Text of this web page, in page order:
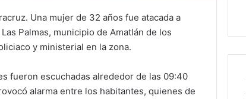
Una mujer de 32 años fue atacada a
Palmas, municipio de Amatlán de los
y ministerial en la zona.
fueron escuchadas alrededor de las 09:40
alarma entre los habitantes, quienes de